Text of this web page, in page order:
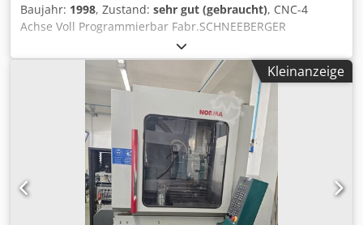
Baujahr: 1998, Zustand: sehr gut (gebraucht), CNC-4
Achse Voll Programmierbar Fabr.SCHNEEBERGER
Csdpfxomu An Tj Al Tsha TYPE:12 SMG-100 Bj.1998
Spindelaufnahme : BT50 mit Hydr.Werkzeugklemmung
Spitzenhöhe : 210 mm Spindel Motor von FANUC (Regler
Haben wir auch da für aber ist Nicht im Angebot kostet
EXTRA) ( Von CNC- Werkzeugschleifmaschine
SCHNEEBERGER GEMINI ) Maße: Breite : 450 mm Tiefe: 450
mm Höhe : 320 mm Gewicht ca.200 KG. Im Sehr Gutem
Kleinanzeige